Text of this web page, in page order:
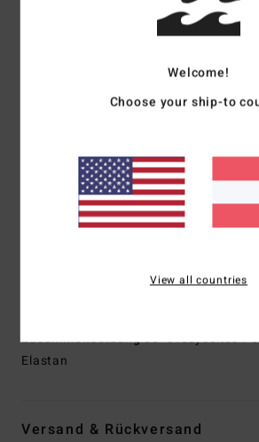
„Still Filthy"-Kollektion
Recycler-Mischgewebe mit
Ein Hochperformance-Stoff, der aus
Plastikflaschen hergestellt wird
schnelltrocknenden Stoff
Passform:Lo Tide, eine moderne
Taille:Kordelzug am Bund
Verschluss:Kordelzugverschluss
Seitentaschen
Zusammensetzung88 % recyceltes
Elastan
Versand & Rückversand
Welcome!
Choose your ship-to
View all countries